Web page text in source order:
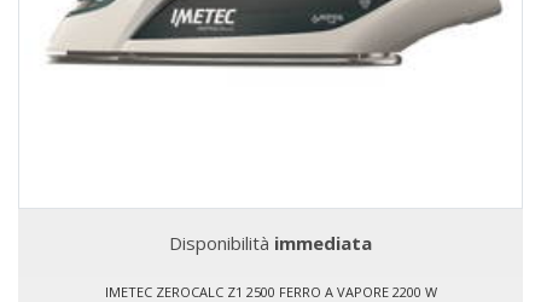
Disponibilità immediata
IMETEC ZEROCALC Z1 2500 FERRO A VAPORE 2200 W